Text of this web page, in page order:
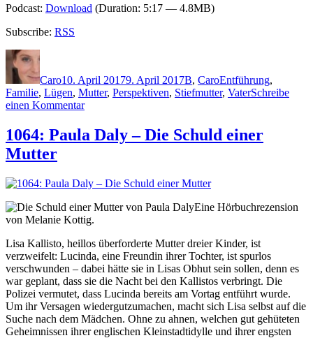
Podcast: Download (Duration: 5:17 — 4.8MB)
Subscribe: RSS
Autor
Caro10. April 20179. April 2017B, CaroEntführung,
Familie, Lügen, Mutter, Perspektiven, Stiefmutter, VaterSchreibe
einen Kommentarzu
Mikaela
Bley
1064: Paula Daly – Die Schuld einer
Mutter
Eine Hörbuchrezension
von Melanie Kottig.
Lisa Kallisto, heillos überforderte Mutter dreier Kinder, ist
verzweifelt: Lucinda, eine Freundin ihrer Tochter, ist spurlos
verschwunden – dabei hätte sie in Lisas Obhut sein sollen, denn es
war geplant, dass sie die Nacht bei den Kallistos verbringt. Die
Polizei vermutet, dass Lucinda bereits am Vortag entführt wurde.
Um ihr Versagen wiedergutzumachen, macht sich Lisa selbst auf die
Suche nach dem Mädchen. Ohne zu ahnen, welchen gut gehüteten
Geheimnissen ihrer englischen Kleinstadtidylle und ihrer engsten